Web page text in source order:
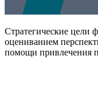
Стратегические цели
оцениванием
помощи привлечения